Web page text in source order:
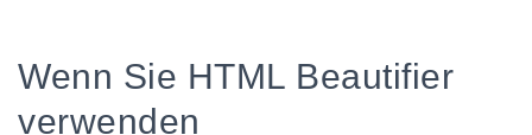
Wenn Sie HTML Beautifier
verwenden